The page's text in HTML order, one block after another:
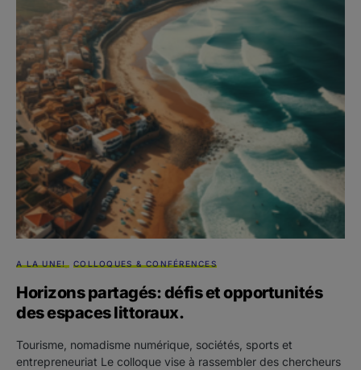
A LA UNE! COLLOQUES & CONFÉRENCES
Horizons partagés: défis et opportunités
des espaces littoraux.
Tourisme, nomadisme numérique, sociétés, sports et
entrepreneuriat Le colloque vise à rassembler des chercheurs